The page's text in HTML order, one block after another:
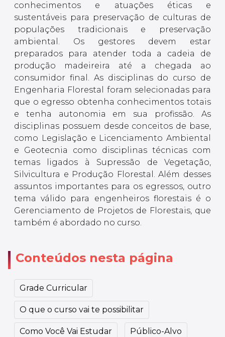
conhecimentos e atuações éticas e
sustentáveis para preservação de culturas de
populações tradicionais e preservação
ambiental. Os gestores devem estar
preparados para atender toda a cadeia de
produção madeireira até a chegada ao
consumidor final. As disciplinas do curso de
Engenharia Florestal foram selecionadas para
que o egresso obtenha conhecimentos totais
e tenha autonomia em sua profissão. As
disciplinas possuem desde conceitos de base,
como Legislação e Licenciamento Ambiental
e Geotecnia como disciplinas técnicas com
temas ligados à Supressão de Vegetação,
Silvicultura e Produção Florestal. Além desses
assuntos importantes para os egressos, outro
tema válido para engenheiros florestais é o
Gerenciamento de Projetos de Florestais, que
também é abordado no curso.
Conteúdos nesta página
Grade Curricular
O que o curso vai te possibilitar
Como Você Vai Estudar Público-Alvo